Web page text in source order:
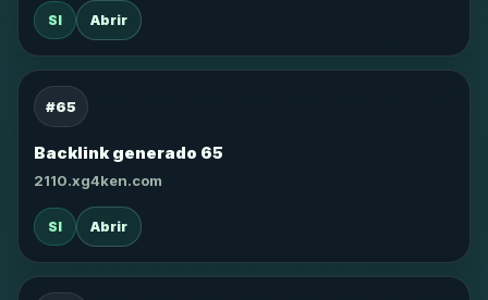
SI Abrir
#65
Backlink generado 65
2110.xg4ken.com
SI Abrir